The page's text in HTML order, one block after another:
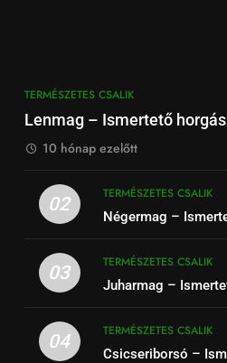
TERMÉSZETES CSALIK
Lenmag – Ismertető
10 hónap ezelőtt
02
TERMÉSZETES CSALIK
Négermag –
03
TERMÉSZETES CSALIK
Juharmag –
04
TERMÉSZETES CSALIK
Csicseriborsó –